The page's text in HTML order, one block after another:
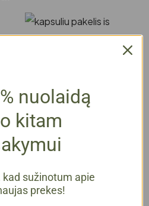
Kavos kapsulės
nuolaidą
kitam
kad sužinotum apie
prekes!